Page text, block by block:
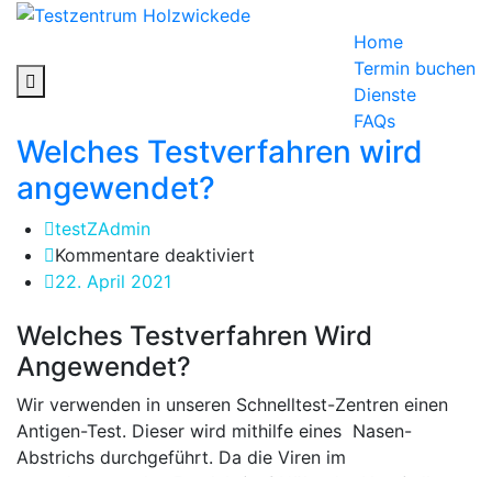
Skip
content
Home
Termin buchen
Dienste
FAQs
Welches Testverfahren wird
angewendet?
testZAdmin
Kommentare deaktiviert
wird
22. April 2021
Welches Testverfahren Wird
Angewendet?
Wir verwenden in unseren Schnelltest-Zentren einen
Antigen-Test. Dieser wird mithilfe eines Nasen-
Abstrichs durchgeführt. Da die Viren im